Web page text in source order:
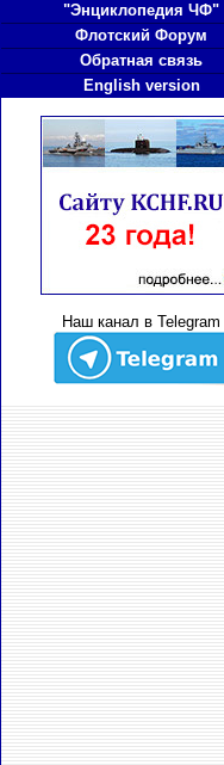
"Энциклопедия ЧФ"
Флотский Форум
Обратная связь
English version
Наш канал в Telegram